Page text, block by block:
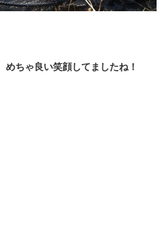
めちゃ良い笑顔してましたね！